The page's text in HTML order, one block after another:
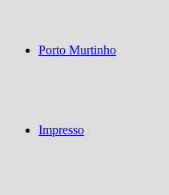
Porto Murtinho
Impresso